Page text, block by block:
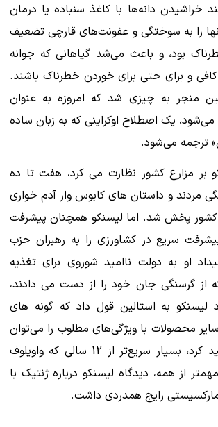
خراشیدن دانه‌ها با کاغذ سنباده یا درمان
را به سوختگی و عفونت‌های قارچی تضعیف
بود، و باعث می‌شد گیاهانی که جوانه
و برای حتی برای خوردن خطرناک باشند.
منجر به چیزی شد که امروزه به عنوان
یک اصطلاح اوکراینی که به زبان ساده
ترجمه می‌شود.
بر مزارع کشور نظارت می کرد، هفت تا ده
مردند و داستان های کابوس وار آدم خواری
کشور پخش شد. اما لیسنکو همچنان پیشرفت
سریع در کشاورزی را به رهبران حزب
او به دولت ناامید شوروی برای تغذیه
از گرسنگی جان خود را از دست می دادند،
لیسنکو به استالین قول داد که گونه‌ های
محصولات با ویژگی‌های مطلوب را می‌توان
ظرف سه سال تولید کرد، بسیار سریع‌تر از 12 سالی که واویلوف
از همه، دیدگاه لیسنکو درباره ژنتیک با
مارکسیستی رایج همدردی داشت.